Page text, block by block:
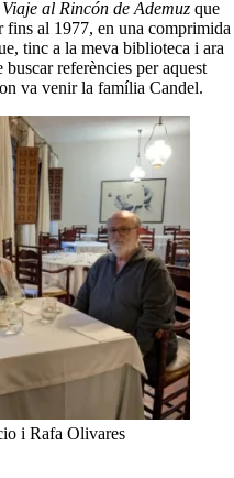
Viaje al Rincón de Ademuz que
al 1977, en una comprimida
tinc a la meva biblioteca i ara
referències per aquest
va venir la família Candel.
i Rafa Olivares